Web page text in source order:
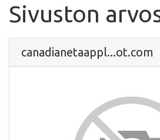
Sivuston
canadianetaappl...ot.com